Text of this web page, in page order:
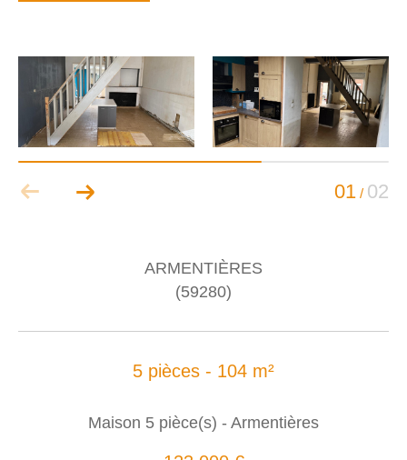
01 / 02
ARMENTIÈRES
(59280)
5 pièces - 104 m²
Maison 5 pièce(s) - Armentières